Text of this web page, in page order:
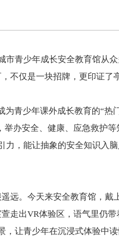
青少年成长安全教育馆从
不仅是一块招牌，更印证了
青少年课外成长教育的“热
办安全、健康、应急救护
，能让抽象的安全知识入
远。今天来安全教育馆，戴
走出VR体验区，语气里仍
让青少年在沉浸式体验中读